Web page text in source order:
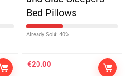
Bed Pillows
Already Sold: 40%
€20.00